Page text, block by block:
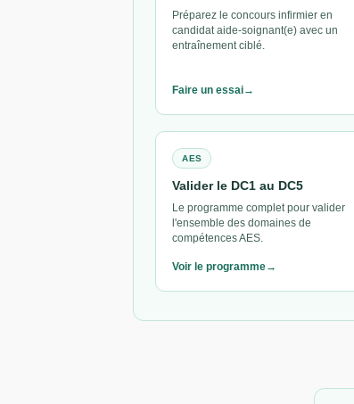
Préparez le concours infirmier en
candidat aide-soignant(e) avec un
entraînement ciblé.
Faire un essai
AES
Valider le DC1 au DC5
Le programme complet pour valider
l'ensemble des domaines de
compétences AES.
Voir le programme